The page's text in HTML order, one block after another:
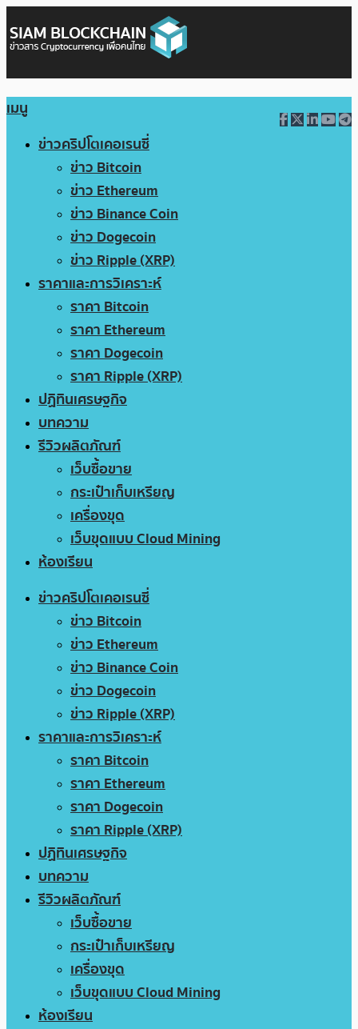
เมนู
ข่าวคริปโตเคอเรนซี่
ข่าว Bitcoin
ข่าว Ethereum
ข่าว Binance Coin
ข่าว Dogecoin
ข่าว Ripple (XRP)
ราคาและการวิเคราะห์
ราคา Bitcoin
ราคา Ethereum
ราคา Dogecoin
ราคา Ripple (XRP)
ปฏิทินเศรษฐกิจ
บทความ
รีวิวผลิตภัณฑ์
เว็บซื้อขาย
กระเป๋าเก็บเหรียญ
เครื่องขุด
เว็บขุดแบบ Cloud Mining
ห้องเรียน
ข่าวคริปโตเคอเรนซี่
ข่าว Bitcoin
ข่าว Ethereum
ข่าว Binance Coin
ข่าว Dogecoin
ข่าว Ripple (XRP)
ราคาและการวิเคราะห์
ราคา Bitcoin
ราคา Ethereum
ราคา Dogecoin
ราคา Ripple (XRP)
ปฏิทินเศรษฐกิจ
บทความ
รีวิวผลิตภัณฑ์
เว็บซื้อขาย
กระเป๋าเก็บเหรียญ
เครื่องขุด
เว็บขุดแบบ Cloud Mining
ห้องเรียน